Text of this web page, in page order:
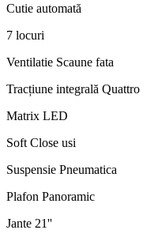
Cutie automată
7 locuri
Ventilatie Scaune fata
Tracțiune integrală Quattro
Matrix LED
Soft Close usi
Suspensie Pneumatica
Plafon Panoramic
Jante 21''